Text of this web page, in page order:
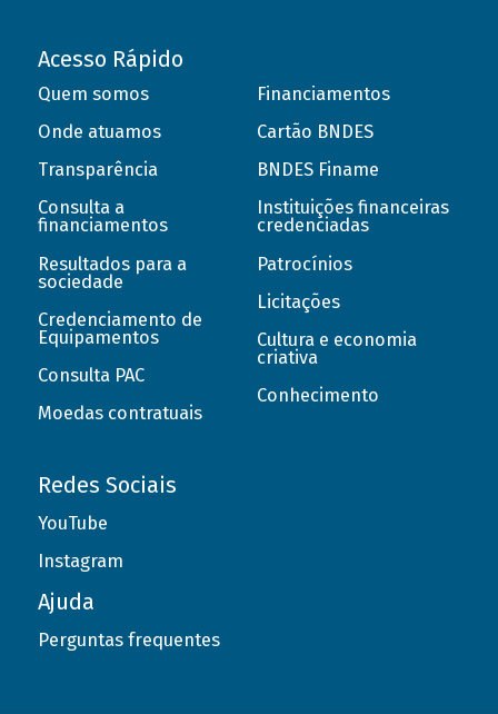
Acesso Rápido
Quem somos
Onde atuamos
Transparência
Consulta a
financiamentos
Resultados para a
sociedade
Credenciamento de
Equipamentos
Consulta PAC
Moedas contratuais
Financiamentos
Cartão BNDES
BNDES Finame
Instituições financeiras
credenciadas
Patrocínios
Licitações
Cultura e economia
criativa
Conhecimento
Redes Sociais
YouTube
Instagram
Ajuda
Perguntas frequentes